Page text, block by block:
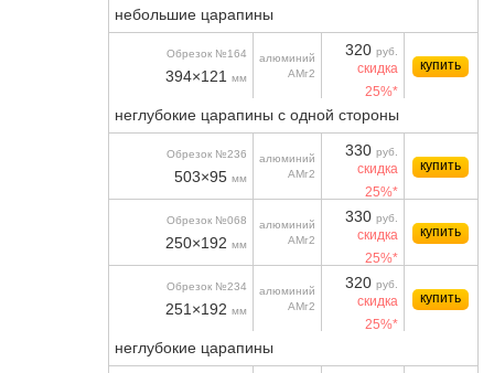
небольшие царапины
Обрезок №164
394×121 мм
алюминий
АМг2
320 руб.
скидка
25%*
купить
неглубокие царапины с одной стороны
Обрезок №236
503×95 мм
алюминий
АМг2
330 руб.
скидка
25%*
купить
Обрезок №068
250×192 мм
алюминий
АМг2
330 руб.
скидка
25%*
купить
Обрезок №234
251×192 мм
алюминий
АМг2
320 руб.
скидка
25%*
купить
неглубокие царапины